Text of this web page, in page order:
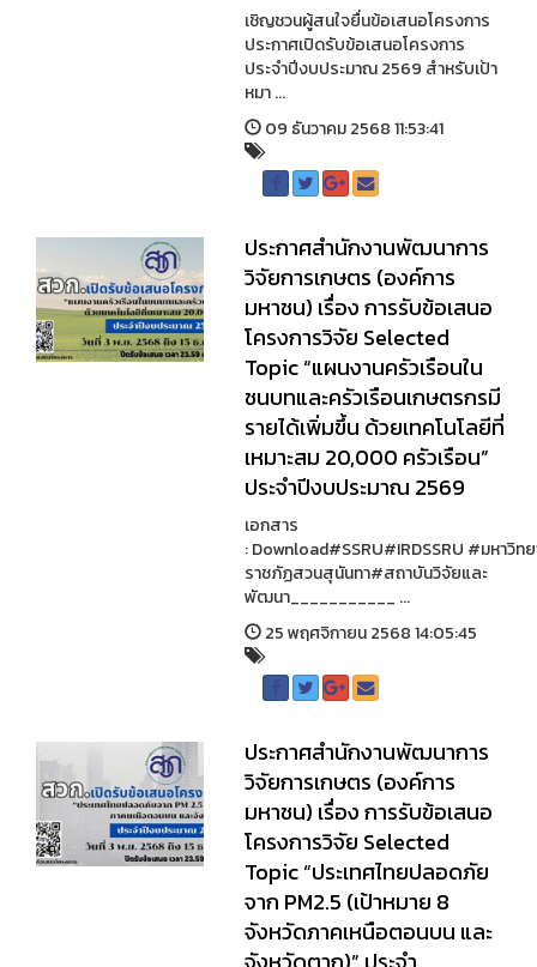
เชิญชวนผู้สนใจยื่นข้อเสนอโครงการ
ประกาศเปิดรับข้อเสนอโครงการ
ประจำปีงบประมาณ 2569 สำหรับเป้า
หมา ...
09 ธันวาคม 2568 11:53:41
ประกาศสำนักงานพัฒนาการ
วิจัยการเกษตร (องค์การ
มหาชน) เรื่อง การรับข้อเสนอ
โครงการวิจัย Selected
Topic “แผนงานครัวเรือนใน
ชนบทและครัวเรือนเกษตรกรมี
รายได้เพิ่มขึ้น ด้วยเทคโนโลยีที่
เหมาะสม 20,000 ครัวเรือน”
ประจำปีงบประมาณ 2569
เอกสาร
: Download#SSRU#IRDSSRU #มหาวิท
ราชภัฏสวนสุนันทา#สถาบันวิจัยและ
พัฒนา___________ ...
25 พฤศจิกายน 2568 14:05:45
ประกาศสำนักงานพัฒนาการ
วิจัยการเกษตร (องค์การ
มหาชน) เรื่อง การรับข้อเสนอ
โครงการวิจัย Selected
Topic “ประเทศไทยปลอดภัย
จาก PM2.5 (เป้าหมาย 8
จังหวัดภาคเหนือตอนบน และ